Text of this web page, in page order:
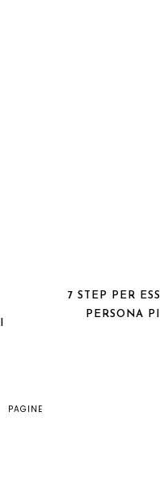
7 STEP PER
PERSONA
PAGINE